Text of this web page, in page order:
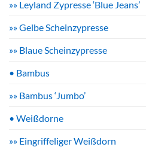
»» Leyland Zypresse ‘Blue Jeans’
»» Gelbe Scheinzypresse
»» Blaue Scheinzypresse
• Bambus
»» Bambus ‘Jumbo’
• Weißdorne
»» Eingriffeliger Weißdorn